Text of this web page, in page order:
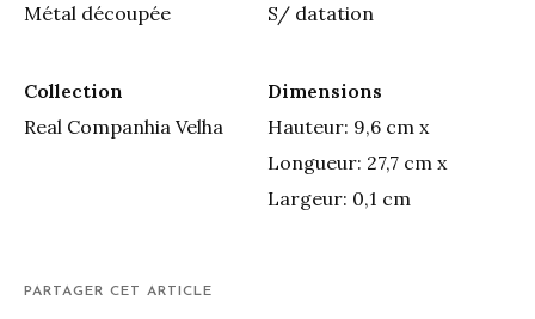
Métal découpée
S/ datation
Collection
Real Companhia Velha
Dimensions
Hauteur: 9,6 cm x
Longueur: 27,7 cm x
Largeur: 0,1 cm
PARTAGER CET ARTICLE